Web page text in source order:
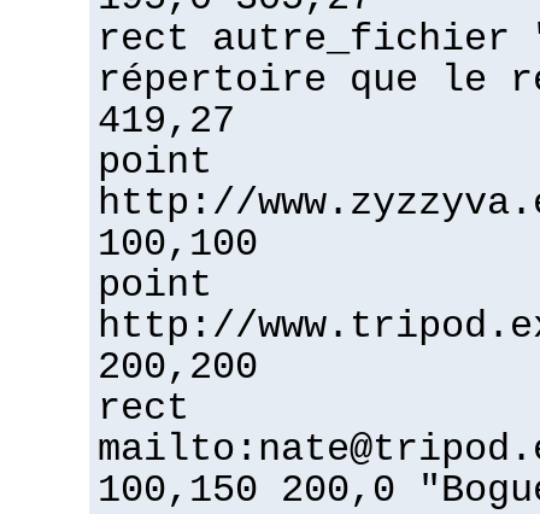
rect autre_fichier
répertoire que le
419,27
point
http://
100,100
point
http://
200,200
rect
100,150 200,0